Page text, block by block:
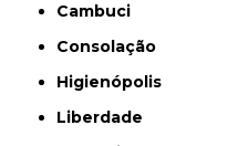
Cambuci
Consolação
Higienópolis
Liberdade